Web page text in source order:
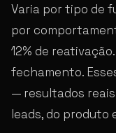
Varia por tipo de
por
12% de
fechamento.
— resultados
leads, do produto